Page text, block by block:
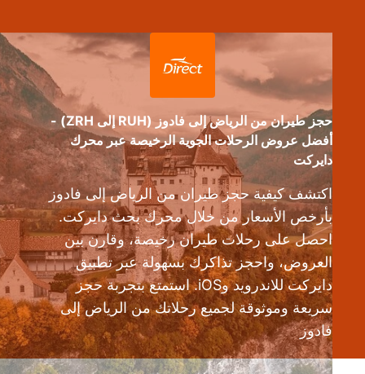
حجز طيران من الرياض إلى فادوز (RUH إلى ZRH) -
أفضل عروض الرحلات الجوية الرخيصة عبر محرك
دايركت
اكتشف كيفية حجز طيران من الرياض إلى فادوز
بأرخص الأسعار من خلال محرك بحث دايركت.
احصل على رحلات طيران رخيصة، وقارن بين
العروض، واحجز تذاكرك بسهولة عبر تطبيق
دايركت للاندرويد وiOS. استمتع بتجربة حجز
سريعة وموثوقة لجميع رحلاتك من الرياض إلى